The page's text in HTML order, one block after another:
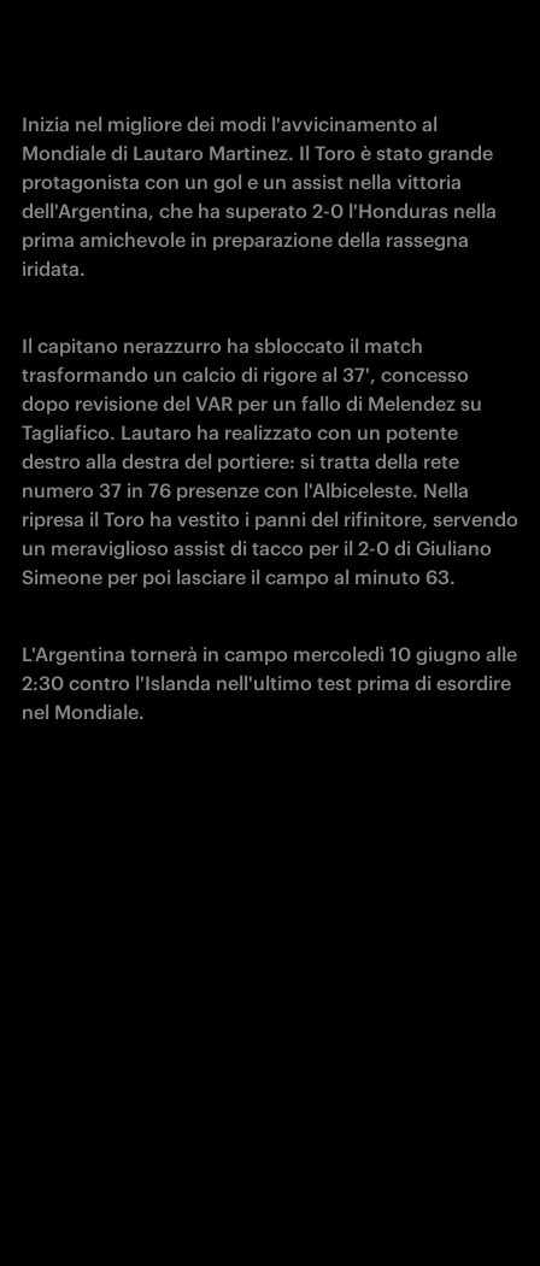
Inizia nel migliore dei modi l'avvicinamento al
Mondiale di Lautaro Martinez. Il Toro è stato grande
protagonista con un gol e un assist nella vittoria
dell'Argentina, che ha superato 2-0 l'Honduras nella
prima amichevole in preparazione della rassegna
iridata.
Il capitano nerazzurro ha sbloccato il match
trasformando un calcio di rigore al 37', concesso
dopo revisione del VAR per un fallo di Melendez su
Tagliafico. Lautaro ha realizzato con un potente
destro alla destra del portiere: si tratta della rete
numero 37 in 76 presenze con l'Albiceleste. Nella
ripresa il Toro ha vestito i panni del rifinitore, servendo
un meraviglioso assist di tacco per il 2-0 di Giuliano
Simeone per poi lasciare il campo al minuto 63.
L'Argentina tornerà in campo mercoledì 10 giugno alle
2:30 contro l'Islanda nell'ultimo test prima di esordire
nel Mondiale.